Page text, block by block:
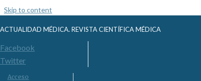
Skip to content
ACTUALIDAD MÉDICA. REVISTA CIENTÍFICA MÉDICA
Facebook
Twitter
Acceso